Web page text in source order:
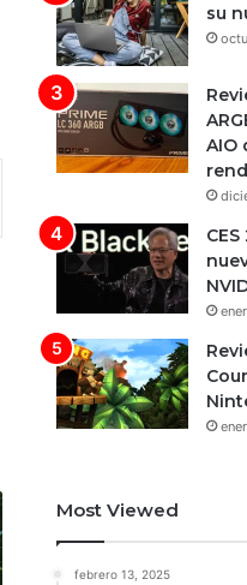
su
AIO
Most Viewed
febrero 13, 2025